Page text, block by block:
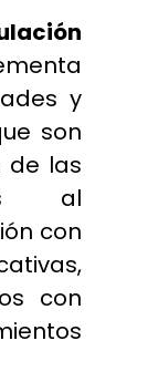
y
son
de las
al
con
con